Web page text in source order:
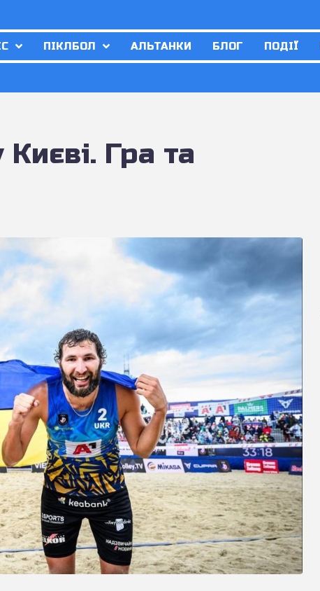
ПІКЛБОЛ АЛЬТАНКИ БЛОГ ПОДІЇ
Гра та